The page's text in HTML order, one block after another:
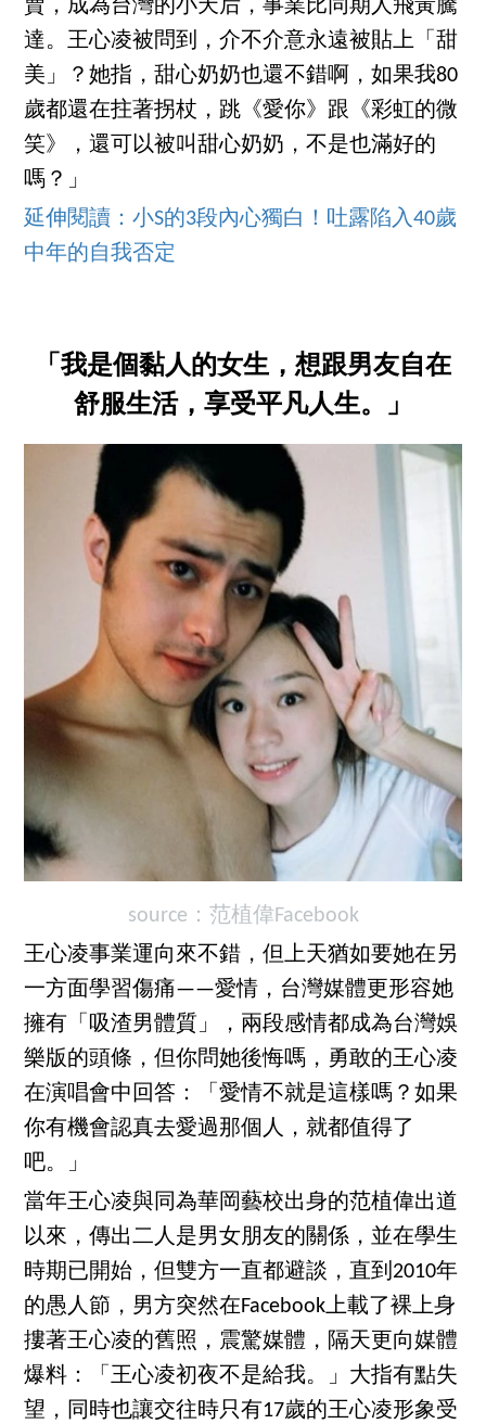
賣，成為台灣的小天后，事業比同期人飛黃騰
達。王心凌被問到，介不介意永遠被貼上「甜
美」？她指，甜心奶奶也還不錯啊，如果我80
歲都還在拄著拐杖，跳《愛你》跟《彩虹的微
笑》，還可以被叫甜心奶奶，不是也滿好的
嗎？」
延伸閱讀：小S的3段內心獨白！吐露陷入40歲
中年的自我否定
「我是個黏人的女生，想跟男友自在
舒服生活，享受平凡人生。」
source： 范植偉Facebook
王心凌事業運向來不錯，但上天猶如要她在另
一方面學習傷痛——愛情，台灣媒體更形容她
擁有「吸渣男體質」，兩段感情都成為台灣娛
樂版的頭條，但你問她後悔嗎，勇敢的王心凌
在演唱會中回答：「愛情不就是這樣嗎？如果
你有機會認真去愛過那個人，就都值得了
吧。」
當年王心凌與同為華岡藝校出身的范植偉出道
以來，傳出二人是男女朋友的關係，並在學生
時期已開始，但雙方一直都避談，直到2010年
的愚人節，男方突然在Facebook上載了裸上身
摟著王心凌的舊照，震驚媒體，隔天更向媒體
爆料：「王心凌初夜不是給我。」大指有點失
望，同時也讓交往時只有17歲的王心凌形象受